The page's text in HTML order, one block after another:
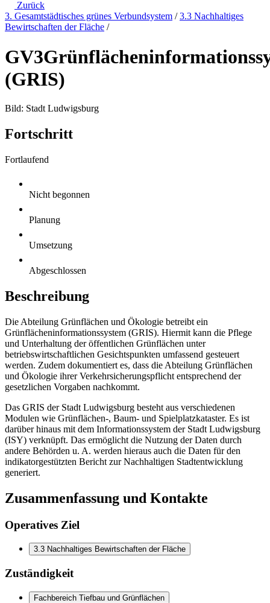
Zurück
3. Gesamtstädtisches grünes Verbundsystem /3.3 Nachhaltiges
Bewirtschaften der Fläche /
GV3
(GRIS)
Bild: Stadt Ludwigsburg
Fortschritt
Fortlaufend
Nicht begonnen
Planung
Umsetzung
Abgeschlossen
Beschreibung
Die Abteilung Grünflächen und Ökologie betreibt ein
Grünflächeninformationssystem (GRIS). Hiermit kann die Pflege
und Unterhaltung der öffentlichen Grünflächen unter
betriebswirtschaftlichen Gesichtspunkten umfassend gesteuert
werden. Zudem dokumentiert es, dass die Abteilung Grünflächen
und Ökologie ihrer Verkehrsicherungspflicht entsprechend der
gesetzlichen Vorgaben nachkommt.
Das GRIS der Stadt Ludwigsburg besteht aus verschiedenen
Modulen wie Grünflächen-, Baum- und Spielplatzkataster. Es ist
darüber hinaus mit dem Informationssystem der Stadt Ludwigsburg
(ISY) verknüpft. Das ermöglicht die Nutzung der Daten durch
andere Behörden u. A. werden hieraus auch die Daten für den
indikatorgestützten Bericht zur Nachhaltigen Stadtentwicklung
generiert.
Zusammenfassung und Kontakte
Operatives Ziel
3.3 Nachhaltiges Bewirtschaften der Fläche
Zuständigkeit
Fachbereich Tiefbau und Grünflächen